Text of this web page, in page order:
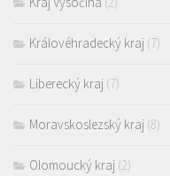
Královéhradecký kraj (7)
Liberecký kraj (7)
Moravskoslezský kraj (8)
Olomoucký kraj (2)